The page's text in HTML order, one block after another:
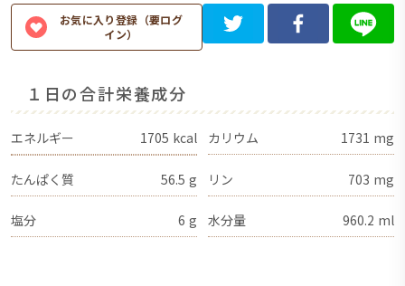
お気に入り登録（要ログ
イン）
１日の合計栄養成分
エネルギー 1705 kcal カリウム 1731 mg
たんぱく質 56.5 g リン 703 mg
塩分 6 g 水分量 960.2 ml